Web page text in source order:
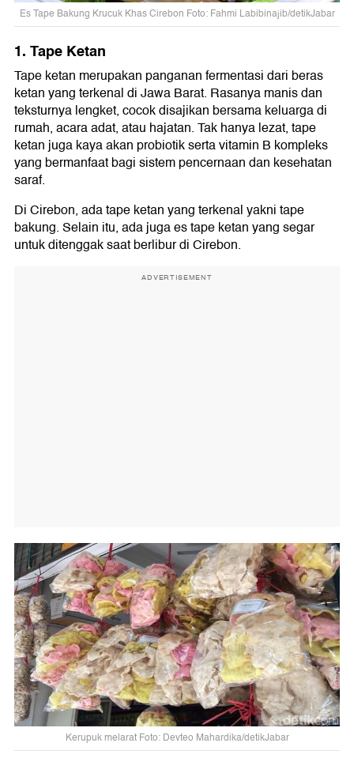
Es Tape Bakung Krucuk Khas Cirebon Foto: Fahmi Labibinajib/detikJabar
1. Tape Ketan
Tape ketan merupakan panganan fermentasi dari beras
ketan yang terkenal di Jawa Barat. Rasanya manis dan
teksturnya lengket, cocok disajikan bersama keluarga di
rumah, acara adat, atau hajatan. Tak hanya lezat, tape
ketan juga kaya akan probiotik serta vitamin B kompleks
yang bermanfaat bagi sistem pencernaan dan kesehatan
saraf.
Di Cirebon, ada tape ketan yang terkenal yakni tape
bakung. Selain itu, ada juga es tape ketan yang segar
untuk ditenggak saat berlibur di Cirebon.
ADVERTISEMENT
Kerupuk melarat Foto: Devteo Mahardika/detikJabar